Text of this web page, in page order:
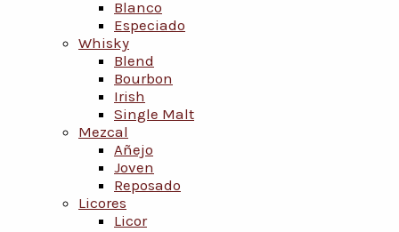
Blanco
Especiado
Whisky
Blend
Bourbon
Irish
Single Malt
Mezcal
Añejo
Joven
Reposado
Licores
Licor